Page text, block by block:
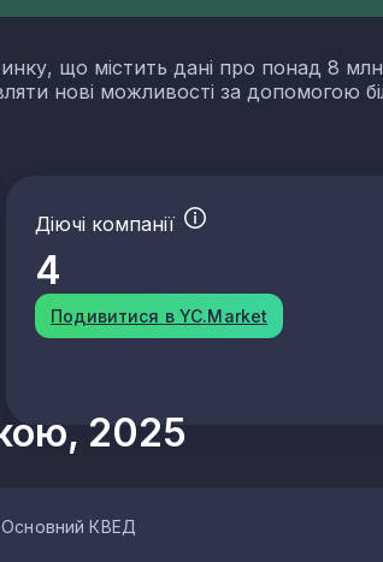
що містить дані про понад 8
нові можливості за допомогою
Діючі компанії
4
Подивитися в YC.Market
2025
Основний КВЕД